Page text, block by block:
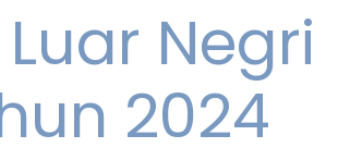
Negri
2024